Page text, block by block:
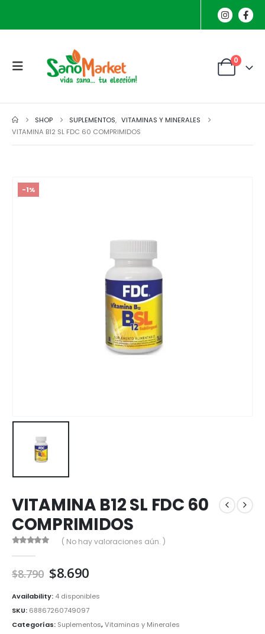
0
SHOP SUPLEMENTOS, VITAMINAS Y MINERALES
VITAMINA B12 SL FDC 60 COMPRIMIDOS
-1%
VITAMINA B12 SL FDC 60
COMPRIMIDOS
( No hay valoraciones aún. )
$8.790 El
precio
original
era:
$8.790.
$8.690El
actual
es:
$8.690.
Availability: 4 disponibles
SKU: 68867260749097
Categorías: Suplementos,Vitaminas y Minerales